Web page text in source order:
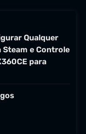
Qualquer
Steam e Controle
para